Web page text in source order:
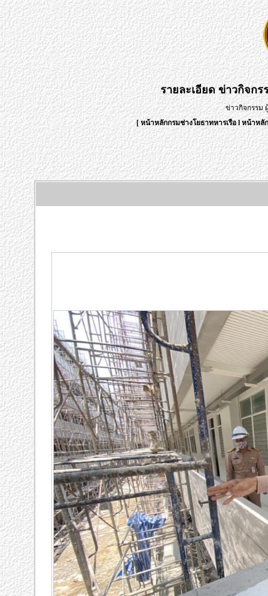
รายละเอียดข่าวกิจกร
ข่าวกิจกรรม
[หน้าหลักกรมช่างโยธาทหารเรือlหน้าหลั